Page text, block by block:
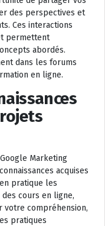
des perspectives et
Ces interactions
permettent
abordés.
dans les forums
en ligne.
Marketing
acquises
pratique les
cours en ligne,
compréhension,
pratiques